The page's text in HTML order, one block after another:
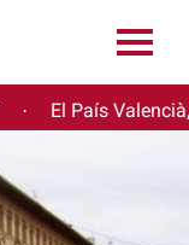
· El País